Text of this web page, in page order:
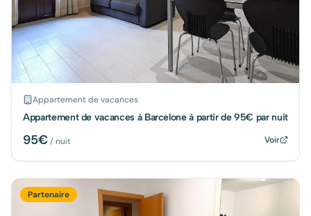
Appartement de vacances
Appartement de vacances à Barcelone à partir de 95€ par nuit
95€/ nuit Voir
Partenaire